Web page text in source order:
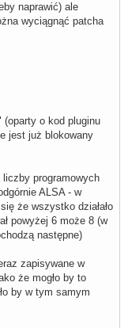
naprawić) ale
wyciągnąć patcha
(oparty o kod pluginu
jest już blokowany
liczby programowych
ALSA - w
że wszystko działało
powyżej 6 może 8 (w
następne)
zapisywane w
że mogło by to
by w tym samym